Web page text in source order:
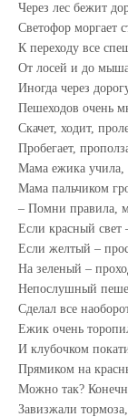
Через лес бежит
Светофор моргает
К переходу все
От лосей и до
Иногда через
Пешеходов очень
Скачет, ходит,
Пробегает,
Мама ежика учила,
Мама пальчиком
– Помни правила,
Если красный свет
Если желтый –
На зеленый –
Непослушный
Сделал все
Ежик очень
И клубочком
Прямиком на
Можно так?
Завизжали тормоза,